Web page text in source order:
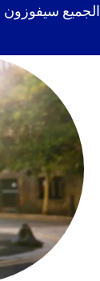
الجميع سيفوزون